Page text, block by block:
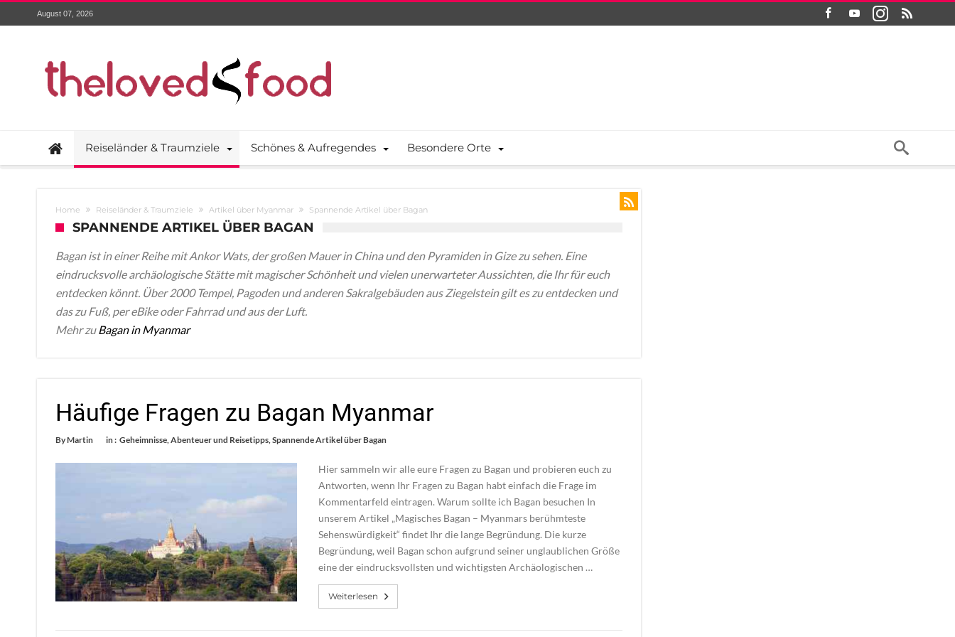
August 07, 2026
Reiseländer & Traumziele Schönes & Aufregendes Besondere Orte
Home Reiseländer & Traumziele Artikel über Myanmar Spannende Artikel über Bagan
SPANNENDE ARTIKEL ÜBER BAGAN
Bagan ist in einer Reihe mit Ankor Wats, der großen Mauer in China und den Pyramiden in Gize zu sehen. Eine
eindrucksvolle archäologische Stätte mit magischer Schönheit und vielen unerwarteter Aussichten, die Ihr für euch
entdecken könnt. Über 2000 Tempel, Pagoden und anderen Sakralgebäuden aus Ziegelstein gilt es zu entdecken und
das zu Fuß, per eBike oder Fahrrad und aus der Luft.
Mehr zuBagan in Myanmar
Häufige Fragen zu Bagan Myanmar
ByMartin in : Geheimnisse, Abenteuer und Reisetipps,Spannende Artikel über Bagan
Hier sammeln wir alle eure Fragen zu Bagan und probieren euch zu
Antworten, wenn Ihr Fragen zu Bagan habt einfach die Frage im
Kommentarfeld eintragen. Warum sollte ich Bagan besuchen In
unserem Artikel „Magisches Bagan – Myanmars berühmteste
Sehenswürdigkeit“ findet Ihr die lange Begründung. Die kurze
Begründung, weil Bagan schon aufgrund seiner unglaublichen Größe
eine der eindrucksvollsten und wichtigsten Archäologischen …
Weiterlesen